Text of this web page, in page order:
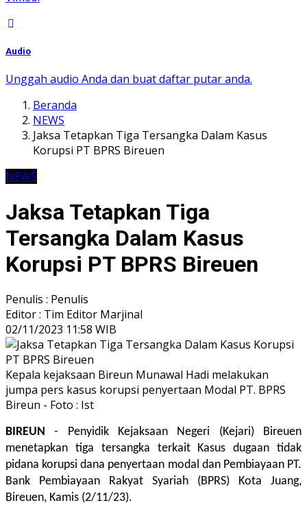
Audio
Unggah audio Anda dan buat daftar putar anda.
Beranda
NEWS
Jaksa Tetapkan Tiga Tersangka Dalam Kasus
Korupsi PT BPRS Bireuen
NEWS
Jaksa Tetapkan Tiga
Tersangka Dalam Kasus
Korupsi PT BPRS Bireuen
Penulis : Penulis
Editor : Tim Editor Marjinal
02/11/2023 11:58 WIB
Kepala kejaksaan Bireun Munawal Hadi melakukan
jumpa pers kasus korupsi penyertaan Modal PT. BPRS
Bireun - Foto : Ist
BIREUN - Penyidik Kejaksaan Negeri (Kejari) Bireuen
menetapkan tiga tersangka terkait Kasus dugaan tidak
pidana korupsi dana penyertaan modal dan Pembiayaan PT.
Bank Pembiayaan Rakyat Syariah (BPRS) Kota Juang,
Bireuen, Kamis (2/11/23).